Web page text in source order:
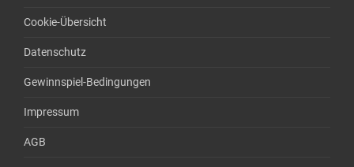
Cookie-Übersicht
Datenschutz
Gewinnspiel-Bedingungen
Impressum
AGB